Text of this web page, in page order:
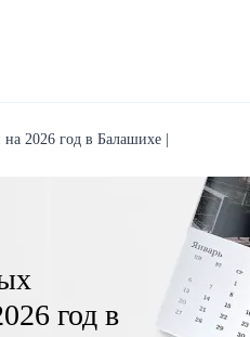
2026 год в Балашихе |
год в